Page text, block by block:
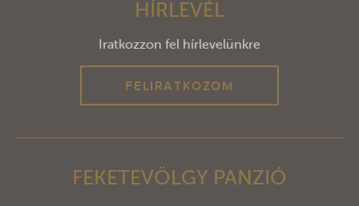
HÍRLEVÉL
Iratkozzon fel hírlevelünkre
FELIRATKOZOM
FEKETEVÖLGY PANZIÓ